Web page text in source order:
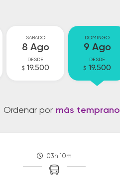
SABADO
8 Ago
DESDE
$ 19.500
DOMINGO
9 Ago
DESDE
$ 19.500
Ordenar por más temprano
03h 10m